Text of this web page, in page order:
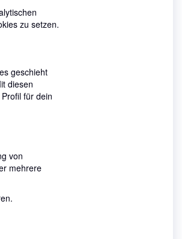
zu setzen.
geschieht
diesen
für dein
von
mehrere